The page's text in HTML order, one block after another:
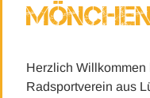
Herzlich Willkommen
Radsportverein aus